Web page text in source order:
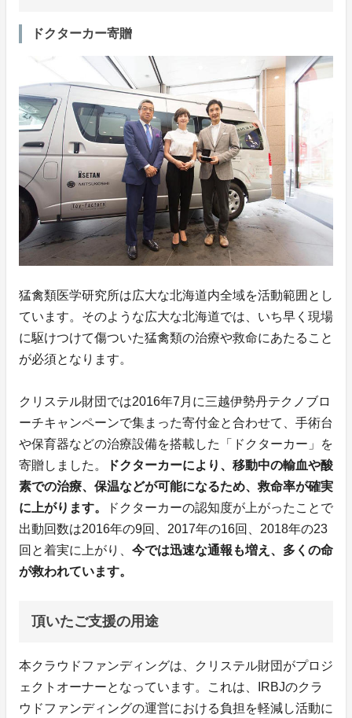
ドクターカー寄贈
猛禽類医学研究所は広大な北海道内全域を活動範囲とし
ています。そのような広大な北海道では、いち早く現場
に駆けつけて傷ついた猛禽類の治療や救命にあたること
が必須となります。
クリステル財団では2016年7月に三越伊勢丹テクノブロ
ーチキャンペーンで集まった寄付金と合わせて、手術台
や保育器などの治療設備を搭載した「ドクターカー」を
寄贈しました。
ドクターカーにより、移動中の輸血や酸
素での治療、保温などが可能になるため、救命率が確実
に上がります。
ドクターカーの認知度が上がったことで
出動回数は2016年の9回、2017年の16回、2018年の23
回と着実に上がり、 今では迅速な通報も増え、多くの命
が救われています。
頂いたご支援の用途
本クラウドファンディングは、クリステル財団がプロジ
ェクトオーナーとなっています。これは、IRBJのクラ
ウドファンディングの運営における負担を軽減し活動に